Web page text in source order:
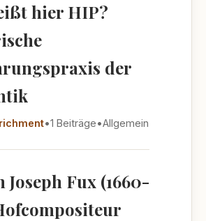
hier HIP?
der
•1 Beiträge•Allgemein
Joseph Fux (1660-